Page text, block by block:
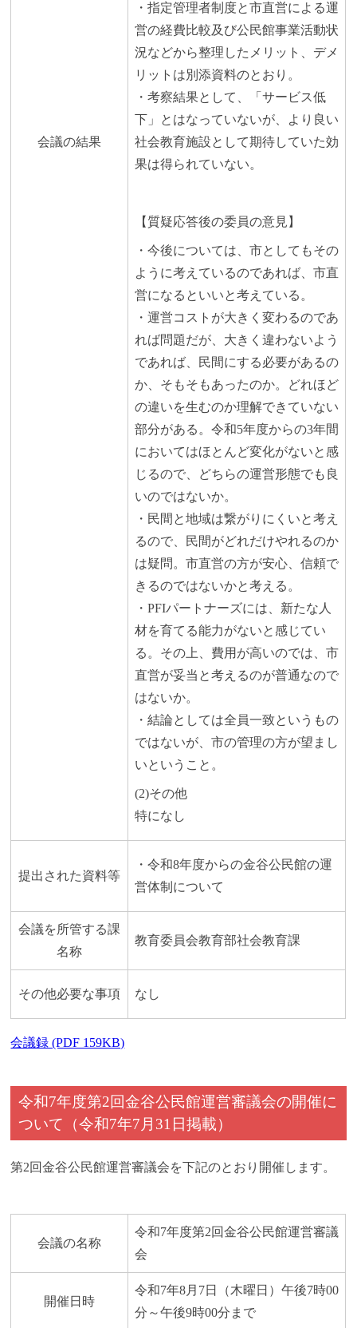
会議の結果
・指定管理者制度と市直営による運
営の経費比較及び公民館事業活動状
況などから整理したメリット、デメ
リットは別添資料のとおり。
・考察結果として、「サービス低
下」とはなっていないが、より良い
社会教育施設として期待していた効
果は得られていない。
【質疑応答後の委員の意見】
・今後については、市としてもその
ように考えているのであれば、市直
営になるといいと考えている。
・運営コストが大きく変わるのであ
れば問題だが、大きく違わないよう
であれば、民間にする必要があるの
か、そもそもあったのか。どれほど
の違いを生むのか理解できていない
部分がある。令和5年度からの3年間
においてはほとんど変化がないと感
じるので、どちらの運営形態でも良
いのではないか。
・民間と地域は繋がりにくいと考え
るので、民間がどれだけやれるのか
は疑問。市直営の方が安心、信頼で
きるのではないかと考える。
・PFIパートナーズには、新たな人
材を育てる能力がないと感じてい
る。その上、費用が高いのでは、市
直営が妥当と考えるのが普通なので
はないか。
・結論としては全員一致というもの
ではないが、市の管理の方が望まし
いということ。
(2)その他
特になし
提出された資料等
・令和8年度からの金谷公民館の運
営体制について
会議を所管する課
名称
教育委員会教育部社会教育課
その他必要な事項 なし
会議録 (PDF 159KB)
令和7年度第2回金谷公民館運営審議会の開催に
ついて（令和7年7月31日掲載）
第2回金谷公民館運営審議会を下記のとおり開催します。
会議の名称
令和7年度第2回金谷公民館運営審議
会
開催日時
令和7年8月7日（木曜日）午後7時00
分～午後9時00分まで